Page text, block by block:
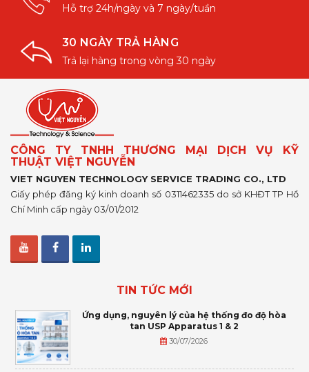
Hỗ trợ 24h/ngày và 7 ngày/tuần
30 NGÀY TRẢ HÀNG
Trả lại hàng trong vòng 30 ngày
CÔNG TY TNHH THƯƠNG MẠI DỊCH VỤ KỸ
THUẬT VIỆT NGUYỄN
VIET NGUYEN TECHNOLOGY SERVICE TRADING CO., LTD
Giấy phép đăng ký kinh doanh số 0311462335 do sở KHĐT TP Hồ
Chí Minh cấp ngày 03/01/2012
TIN TỨC MỚI
Ứng dụng, nguyên lý của hệ thống đo độ hòa
tan USP Apparatus 1 & 2
30/07/2026